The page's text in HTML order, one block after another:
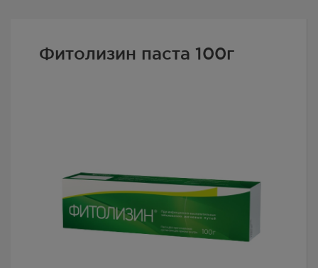
Фитолизин паста 100г